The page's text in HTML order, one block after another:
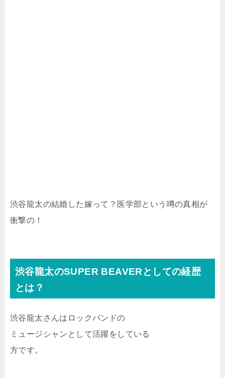
渋谷龍太の結婚した嫁って？医学部という噂の真相が
衝撃の！
渋谷龍太のSUPER BEAVERとしての経歴
とは？
渋谷龍太さんはロックバンドの
ミュージシャンとして活躍をしている
方です。